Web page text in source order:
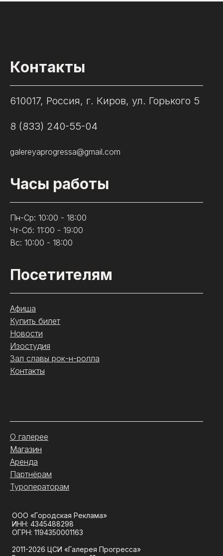
Контакты
610017, Россия, г. Киров, ул. Горького 5
8 (833) 240-55-04
galereyaprogressa@gmail.com
Часы работы
Пн-Ср: 10:00 - 18:00
Чт-Сб: 11:00 - 19:00
Вс: 10:00 - 18:00
Посетителям
Афиша
Купить билет
Новости
Изостудия
Зал славы рок-н-ролла
Контакты
О галерее
Магазин
Аренда
Партнёрам
Туроператорам
ООО «Городская Реклама»
ИНН: 4345488298
ОГРН: 1194350001163
2011-2026 ЦСИ «Галерея Прогресса»